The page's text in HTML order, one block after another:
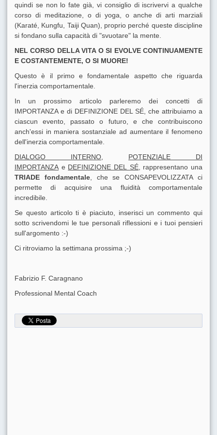
quindi se non lo fate già, vi consiglio di iscrivervi a qualche
corso di meditazione, o di yoga, o anche di arti marziali
(Karaté, Kungfu, Taiji Quan), proprio perché queste discipline
si fondano sulla capacità di "svuotare" la mente.
NEL CORSO DELLA VITA O SI EVOLVE CONTINUAMENTE
E COSTANTEMENTE, O SI MUORE!
Questo è il primo e fondamentale aspetto che riguarda
l'inerzia comportamentale.
In un prossimo articolo parleremo dei concetti di
IMPORTANZA e di DEFINIZIONE DEL SÉ, che attribuiamo a
ciascun evento, passato o futuro, e che contribuiscono
anch'essi in maniera sostanziale ad aumentare il fenomeno
dell'inerzia comportamentale.
DIALOGO INTERNO
POTENZIALE DI
IMPORTANZA e DEFINIZIONE DEL SÉ,
rappresentano una
TRIADE fondamentale, che se CONSAPEVOLIZZATA ci
permette di acquisire una fluidità comportamentale
incredibile.
Se questo articolo ti è piaciuto, inserisci un commento qui
sotto scrivendomi le tue personali riflessioni e i tuoi pensieri
sull'argomento :-)
Ci ritroviamo la settimana prossima ;-)
Fabrizio F. Caragnano
Professional Mental Coach